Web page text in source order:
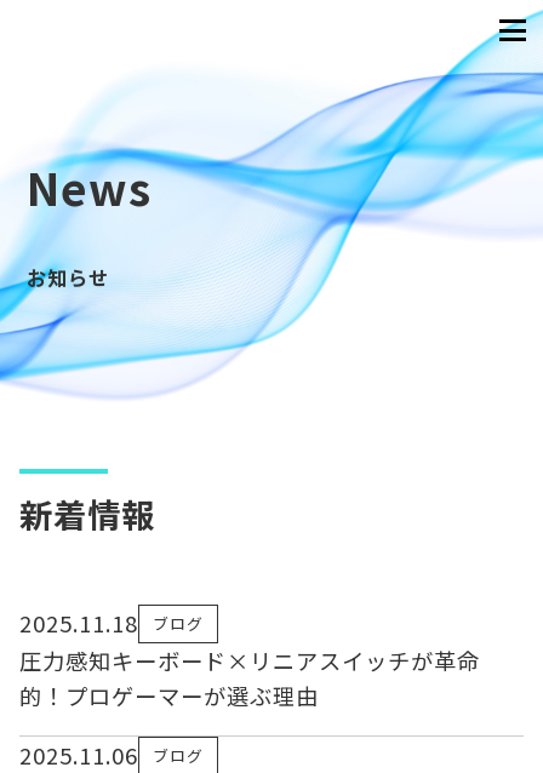
News
お知らせ
新着情報
2025.11.18 ブログ
圧力感知キーボード×リニアスイッチが革命
的！プロゲーマーが選ぶ理由
2025.11.06
ブログ